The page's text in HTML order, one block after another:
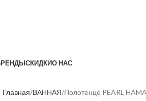
СКИДКИО НАС
Главная ВАННАЯ Полотенце PEARL